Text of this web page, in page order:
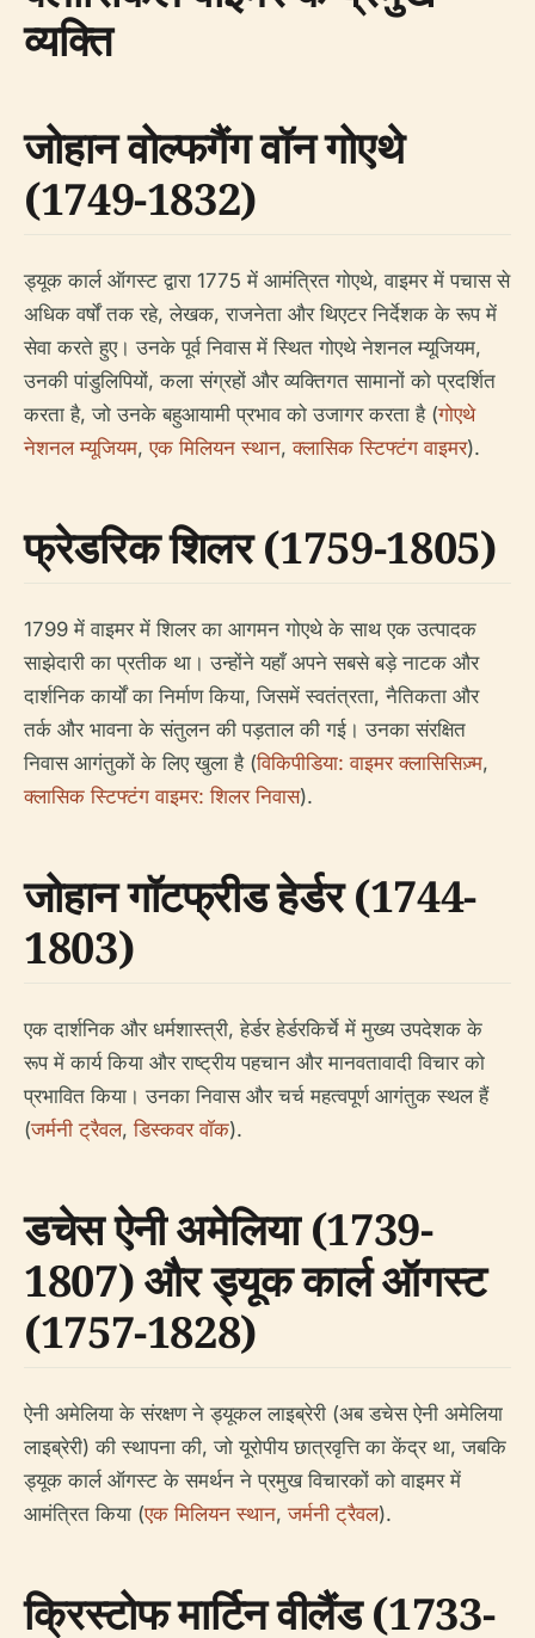
व्यक्ति
जोहान वोल्फगैंग वॉन गोएथे
(1749-1832)
ड्यूक कार्ल ऑगस्ट द्वारा 1775 में आमंत्रित गोएथे, वाइमर में पचास से
अधिक वर्षों तक रहे, लेखक, राजनेता और थिएटर निर्देशक के रूप में
सेवा करते हुए। उनके पूर्व निवास में स्थित गोएथे नेशनल म्यूजियम,
उनकी पांडुलिपियों, कला संग्रहों और व्यक्तिगत सामानों को प्रदर्शित
करता है, जो उनके बहुआयामी प्रभाव को उजागर करता है (गोएथे
नेशनल म्यूजियम,एक मिलियन स्थान,क्लासिक स्टिफ्टंग वाइमर).
फ्रेडरिक शिलर (1759-1805)
1799 में वाइमर में शिलर का आगमन गोएथे के साथ एक उत्पादक
साझेदारी का प्रतीक था। उन्होंने यहाँ अपने सबसे बड़े नाटक और
दार्शनिक कार्यों का निर्माण किया, जिसमें स्वतंत्रता, नैतिकता और
तर्क और भावना के संतुलन की पड़ताल की गई। उनका संरक्षित
निवास आगंतुकों के लिए खुला है (विकिपीडिया: वाइमर क्लासिसिज़्म,
क्लासिक स्टिफ्टंग वाइमर: शिलर निवास).
जोहान गॉटफ्रीड हेर्डर (1744-
1803)
एक दार्शनिक और धर्मशास्त्री, हेर्डर हेर्डरकिर्चे में मुख्य उपदेशक के
रूप में कार्य किया और राष्ट्रीय पहचान और मानवतावादी विचार को
प्रभावित किया। उनका निवास और चर्च महत्वपूर्ण आगंतुक स्थल हैं
(जर्मनी ट्रैवल,डिस्कवर वॉक).
डचेस ऐनी अमेलिया (1739-
1807) और ड्यूक कार्ल ऑगस्ट
(1757-1828)
ऐनी अमेलिया के संरक्षण ने ड्यूकल लाइब्रेरी (अब डचेस ऐनी अमेलिया
लाइब्रेरी) की स्थापना की, जो यूरोपीय छात्रवृत्ति का केंद्र था, जबकि
ड्यूक कार्ल ऑगस्ट के समर्थन ने प्रमुख विचारकों को वाइमर में
आमंत्रित किया (एक मिलियन स्थान,जर्मनी ट्रैवल).
क्रिस्टोफ मार्टिन वीलैंड (1733-